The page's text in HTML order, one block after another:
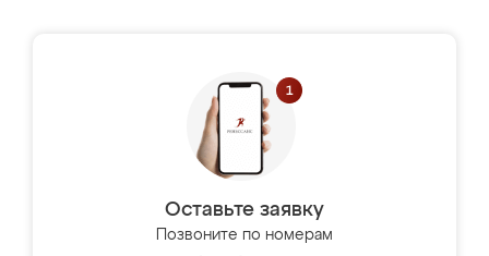
Оставьте заявку
Позвоните по номерам